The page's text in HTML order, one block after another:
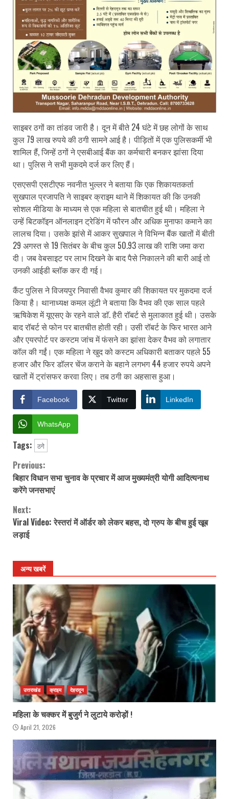
साइबर ठगों का तांडव जारी है। दून में बीते 24 घंटे में छह लोगों के साथ
कुल 79 लाख रुपये की ठगी सामने आई है। पीड़ितों में एक पुलिसकर्मी भी
शामिल हैं, जिन्हें ठगों ने एसबीआई बैंक का कर्मचारी बनकर झांसा दिया
था। पुलिस ने सभी मुकदमे दर्ज कर लिए हैं।
एसएसपी एसटीएफ नवनीत भुल्लर ने बताया कि एक शिकायतकर्ता
सुखपाल प्रजापति ने साइबर क्राइम थाने में शिकायत की कि उनकी
सोशल मीडिया के माध्यम से एक महिला से बातचीत हुई थी। महिला ने
उन्हें बिटकॉइन ऑनलाइन ट्रेडिंग में फौरन और अधिक मुनाफा कमाने का
लालच दिया। उसके झांसे में आकर सुखपाल ने विभिन्न बैंक खातों में बीती
29 अगस्त से 19 सितंबर के बीच कुल 50.93 लाख की राशि जमा करा
दी। जब वेबसाइट पर लाभ दिखने के बाद पैसे निकालने की बारी आई तो
उनकी आईडी ब्लॉक कर दी गई।
कैंट पुलिस ने विजयपुर निवासी वैभव कुमार की शिकायत पर मुकदमा दर्ज
किया है। थानाध्यक्ष कमल लूंटी ने बताया कि वैभव की एक साल पहले
ऋषिकेश में यूएसए के रहने वाले डाॅ. हैरी रॉबर्ट से मुलाकात हुई थी। उसके
बाद रॉबर्ट से फोन पर बातचीत होती रही। उसी रॉबर्ट के फिर भारत आने
और एयरपोर्ट पर कस्टम जांच में फंसने का झांसा देकर वैभव को लगातार
कॉल की गईं। एक महिला ने खुद को कस्टम अधिकारी बताकर पहले 55
हजार और फिर डॉलर चेंज कराने के बहाने लगभग 44 हजार रुपये अपने
खातों में ट्रांसफर करवा लिए। तब ठगी का अहसास हुआ।
Facebook Twitter LinkedIn
WhatsApp
Tags: ठगे
Continue
Reading
Previous:
बिहार विधान सभा चुनाव के प्रचार में आज मुख्यमंत्री योगी आदित्यनाथ
करेंगे जनसभाएं
Next:
Viral Video: रेस्तरां में ऑर्डर को लेकर बहस, दो ग्रुप के बीच हुई खूब
लड़ाई
अन्य खबरें
उत्तराखंड क्राइम देहरादून
महिला के चक्कर में बुजुर्ग ने लुटाये करोड़ों !
April 21, 2026